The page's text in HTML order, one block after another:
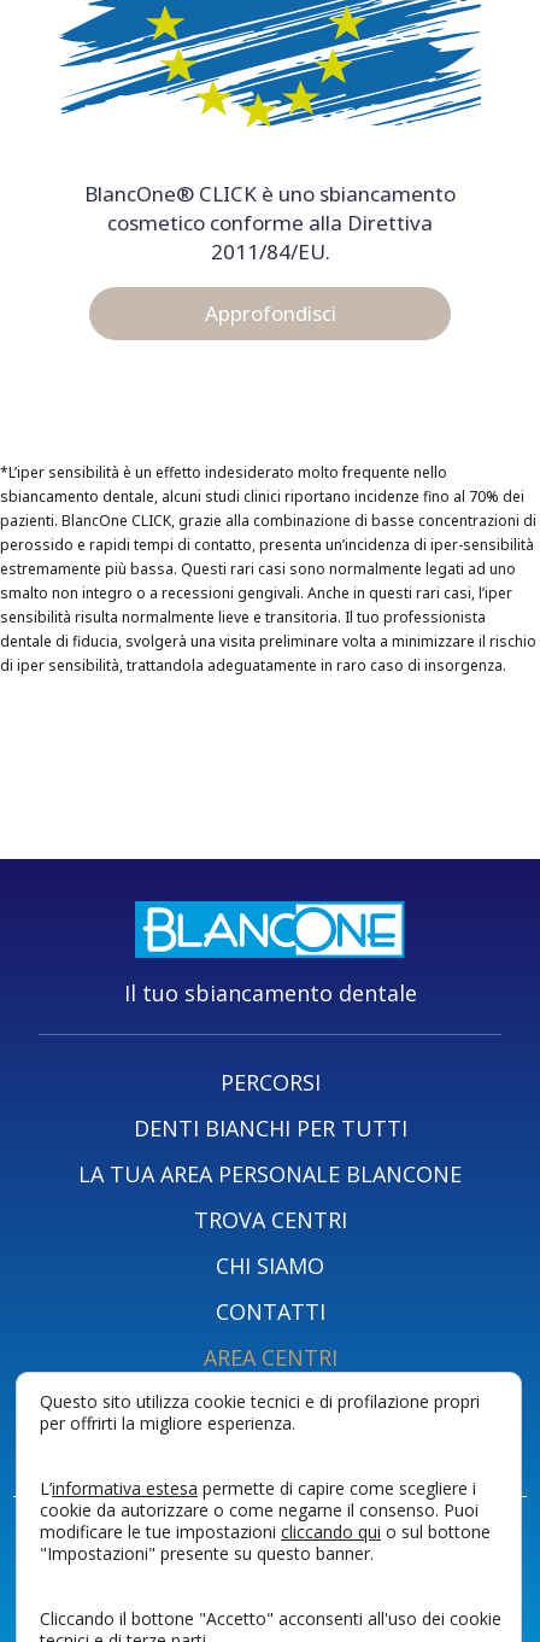
BlancOne® CLICK è uno sbiancamento
cosmetico conforme alla Direttiva
2011/84/EU.
Approfondisci
*L’iper sensibilità è un effetto indesiderato molto frequente nello
sbiancamento dentale, alcuni studi clinici riportano incidenze fino al 70% dei
pazienti. BlancOne CLICK, grazie alla combinazione di basse concentrazioni di
perossido e rapidi tempi di contatto, presenta un’incidenza di iper-sensibilità
estremamente più bassa. Questi rari casi sono normalmente legati ad uno
smalto non integro o a recessioni gengivali. Anche in questi rari casi, l’iper
sensibilità risulta normalmente lieve e transitoria. Il tuo professionista
dentale di fiducia, svolgerà una visita preliminare volta a minimizzare il rischio
di iper sensibilità, trattandola adeguatamente in raro caso di insorgenza.
Il tuo sbiancamento dentale
PERCORSI
DENTI BIANCHI PER TUTTI
LA TUA AREA PERSONALE BLANCONE
TROVA CENTRI
CHI SIAMO
CONTATTI
AREA CENTRI
AREA PROFESSIONISTI
P.I. 00786780098
DICHIARAZIONE ACCESSIBILITÀ
Questo sito utilizza cookie tecnici e di profilazione propri
per offrirti la migliore esperienza.
L’informativa estesa permette di capire come scegliere i
cookie da autorizzare o come negarne il consenso. Puoi
modificare le tue impostazioni cliccando qui o sul bottone
"Impostazioni" presente su questo banner.
Cliccando il bottone "Accetto" acconsenti all'uso dei cookie